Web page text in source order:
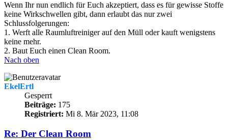
Wenn Ihr nun endlich für Euch akzeptiert, dass es für gewisse Stoffe
keine Wirkschwellen gibt, dann erlaubt das nur zwei
Schlussfolgerungen:
1. Werft alle Raumluftreiniger auf den Müll oder kauft wenigstens
keine mehr.
2. Baut Euch einen Clean Room.
Nach oben
EkelErtl
Gesperrt
Beiträge: 175
Registriert: Mi 8. Mär 2023, 11:08
Re: Der Clean Room